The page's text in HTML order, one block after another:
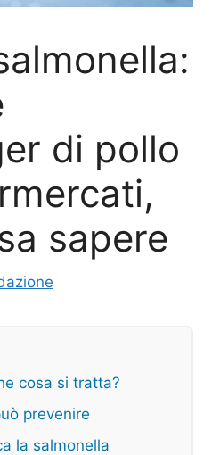
di pollo
sapere
cosa si tratta?
prevenire
la salmonella